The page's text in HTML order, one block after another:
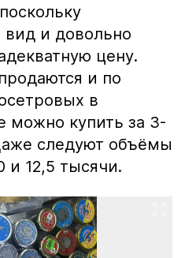
вид и довольно
цену.
и по
в
можно купить за 3-
следуют объёмы
и 12,5 тысячи.